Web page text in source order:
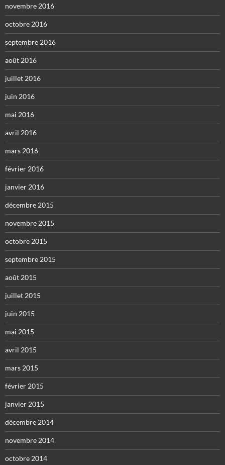
novembre 2016
octobre 2016
septembre 2016
août 2016
juillet 2016
juin 2016
mai 2016
avril 2016
mars 2016
février 2016
janvier 2016
décembre 2015
novembre 2015
octobre 2015
septembre 2015
août 2015
juillet 2015
juin 2015
mai 2015
avril 2015
mars 2015
février 2015
janvier 2015
décembre 2014
novembre 2014
octobre 2014